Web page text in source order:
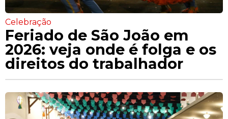
Celebração
Feriado de São João em
2026: veja onde é folga e os
direitos do trabalhador